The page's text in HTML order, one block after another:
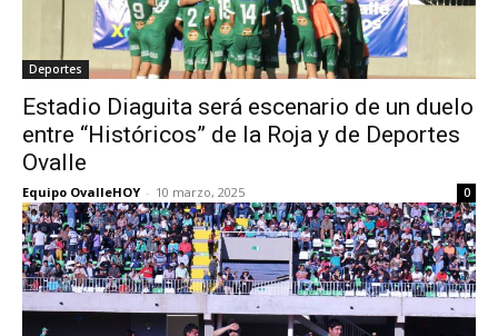
Deportes
Estadio Diaguita será escenario de un duelo
entre “Históricos” de la Roja y de Deportes
Ovalle
Equipo OvalleHOY - 10 marzo, 2025 0